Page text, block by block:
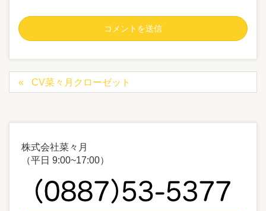
CV菜々月クローゼット
株式会社菜々月
（平日 9:00~17:00）